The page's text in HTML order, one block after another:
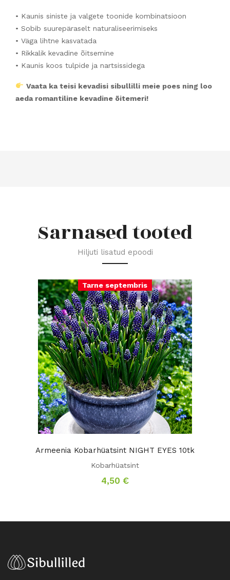
• Kaunis siniste ja valgete toonide kombinatsioon
• Sobib suurepäraselt naturaliseerimiseks
• Väga lihtne kasvatada
• Rikkalik kevadine õitsemine
• Kaunis koos tulpide ja nartsissidega
Vaata ka teisi kevadisi sibullilli meie poes ning loo
aeda romantiline kevadine õitemeri!
Sarnased tooted
Hiljuti lisatud epoodi
Tarne septembris
Armeenia Kobarhüatsint NIGHT EYES 10tk
Kobarhüatsint
4,50 €